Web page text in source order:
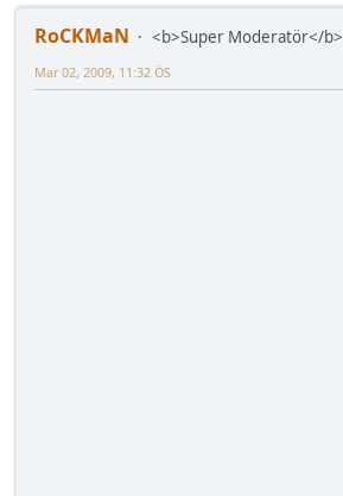
RoCKMaN
<b>Super Moderatör</b>
Mar 02, 2009, 11:32 ÖS